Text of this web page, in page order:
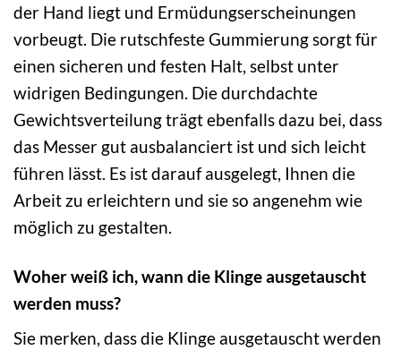
der Hand liegt und Ermüdungserscheinungen
vorbeugt. Die rutschfeste Gummierung sorgt für
einen sicheren und festen Halt, selbst unter
widrigen Bedingungen. Die durchdachte
Gewichtsverteilung trägt ebenfalls dazu bei, dass
das Messer gut ausbalanciert ist und sich leicht
führen lässt. Es ist darauf ausgelegt, Ihnen die
Arbeit zu erleichtern und sie so angenehm wie
möglich zu gestalten.
Woher weiß ich, wann die Klinge ausgetauscht
werden muss?
Sie merken, dass die Klinge ausgetauscht werden